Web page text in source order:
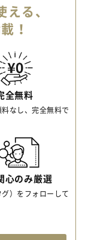
る、
！
全無料
なし、完全無料で
心のみ厳選
グ）をフォローして